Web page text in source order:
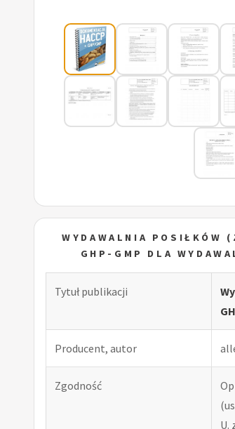
WYDAWALNIA POSIŁKÓW
GHP-GMP DLA
Tytuł publikacji
Producent, autor
Zgodność
U.